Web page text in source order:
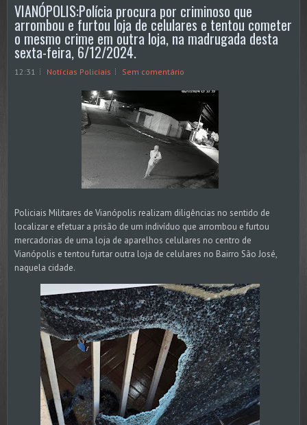
VIANÓPOLIS:Polícia procura por criminoso que
arrombou e furtou loja de celulares e tentou cometer
o mesmo crime em outra loja, na madrugada desta
sexta-feira, 6/12/2024.
12:31 Notícias Policiais Sem comentário
Policiais Militares de Vianópolis realizam diligências no sentido de
localizar e efetuar a prisão de um indivíduo que arrombou e furtou
mercadorias de uma loja de aparelhos celulares no centro de
Vianópolis e tentou furtar outra loja de celulares no Bairro São José,
naquela cidade.